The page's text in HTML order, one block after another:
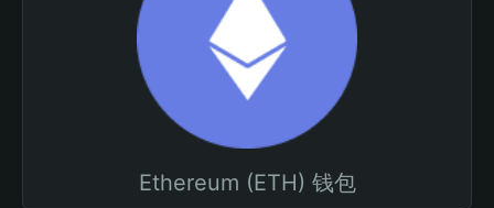
Ethereum (ETH) 钱包